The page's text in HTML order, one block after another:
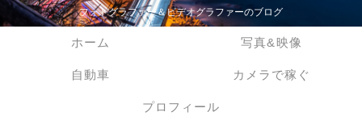
フォトグラファー＆ビデオグラファーのブログ
ホーム 写真&映像
自動車 カメラで稼ぐ
プロフィール